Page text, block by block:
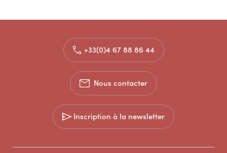
+33(0)4 67 88 86 44
Nous contacter
Inscription à la newsletter